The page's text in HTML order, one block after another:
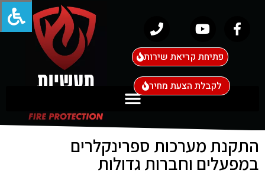
פתיחת קריאת שירות
לקבלת הצעת מחיר
התקנת מערכות ספרינקלרים
במפעלים וחברות גדולות